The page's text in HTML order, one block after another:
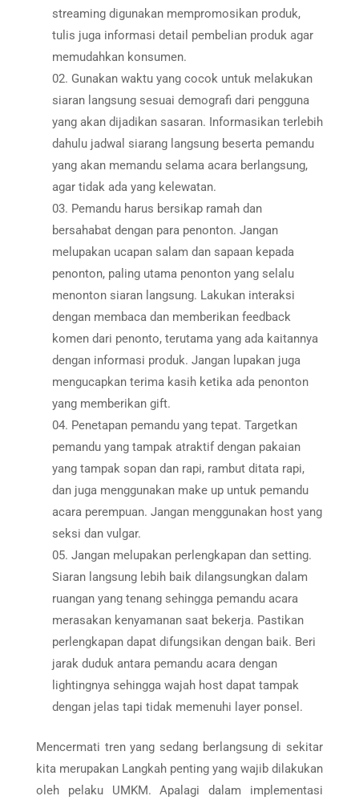
streaming digunakan mempromosikan produk,
tulis juga informasi detail pembelian produk agar
memudahkan konsumen.
Gunakan waktu yang cocok untuk melakukan
siaran langsung sesuai demografi dari pengguna
yang akan dijadikan sasaran. Informasikan terlebih
dahulu jadwal siarang langsung beserta pemandu
yang akan memandu selama acara berlangsung,
agar tidak ada yang kelewatan.
Pemandu harus bersikap ramah dan
bersahabat dengan para penonton. Jangan
melupakan ucapan salam dan sapaan kepada
penonton, paling utama penonton yang selalu
menonton siaran langsung. Lakukan interaksi
dengan membaca dan memberikan feedback
komen dari penonto, terutama yang ada kaitannya
dengan informasi produk. Jangan lupakan juga
mengucapkan terima kasih ketika ada penonton
yang memberikan gift.
Penetapan pemandu yang tepat. Targetkan
pemandu yang tampak atraktif dengan pakaian
yang tampak sopan dan rapi, rambut ditata rapi,
dan juga menggunakan make up untuk pemandu
acara perempuan. Jangan menggunakan host yang
seksi dan vulgar.
Jangan melupakan perlengkapan dan setting.
Siaran langsung lebih baik dilangsungkan dalam
ruangan yang tenang sehingga pemandu acara
merasakan kenyamanan saat bekerja. Pastikan
perlengkapan dapat difungsikan dengan baik. Beri
jarak duduk antara pemandu acara dengan
lightingnya sehingga wajah host dapat tampak
dengan jelas tapi tidak memenuhi layer ponsel.
Mencermati tren yang sedang berlangsung di sekitar
kita merupakan Langkah penting yang wajib dilakukan
oleh pelaku UMKM. Apalagi dalam implementasi